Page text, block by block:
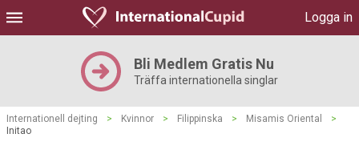
Logga in
Bli Medlem Gratis Nu
Träffa internationella singlar
Internationell dejting > Kvinnor > Filippinska > Misamis Oriental
>
Initao